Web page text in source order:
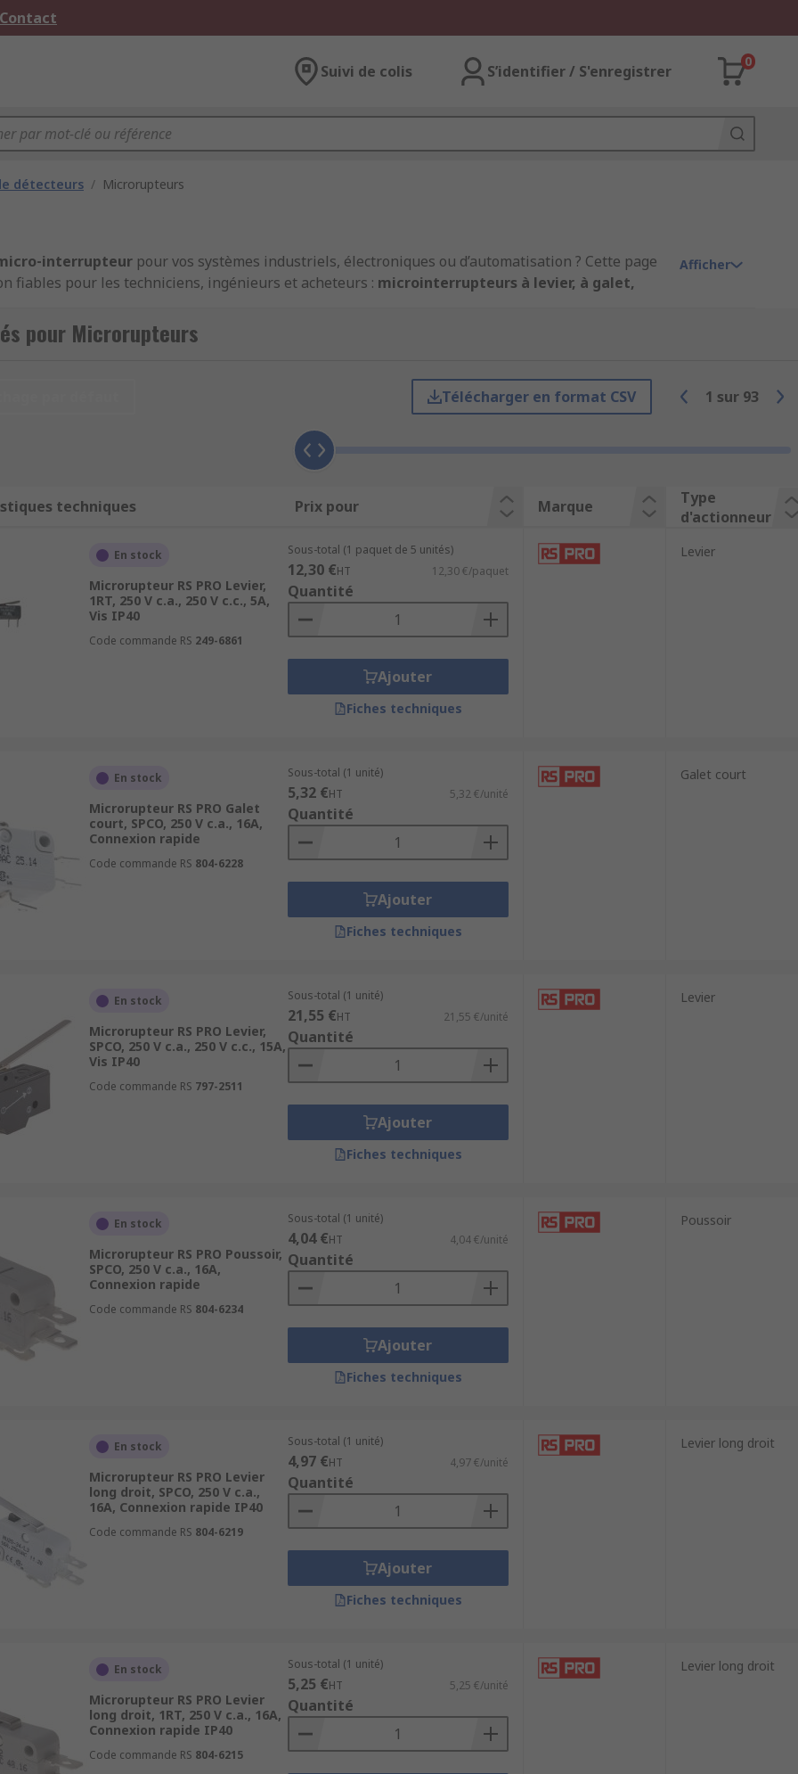
Suivi de colis S’identifier / S'enregistrer
0
détecteurs / Microrupteurs
pour vos systèmes industriels, électroniques ou d’automatisation ? Cette page
fiables pour les techniciens, ingénieurs et acheteurs : microinterrupteurs à levier, à galet,
vos opérations.
électronique compacte
capteur au commutateur réseau ou ethernet complémentaire
commutateur ?
, vérifiez :
logique de commande
plus élevée pour mécanique
>1 million)
votre circuit
, privilégiez un microrupteur àgalet renforcé IP67. Pour unecarte électronique compacte
course
RS ?
et sécurisez vos installations avec des composants fiables, disponibles
Afficher
pour Microrupteurs
Télécharger en format CSV 1 sur 93
techniques Prix pour Marque
Type
d'actionneur
En stock
Microrupteur RS PRO Levier,
1RT, 250 V c.a., 250 V c.c., 5A,
Vis IP40
Code commande RS 249-6861
Sous-total (1 paquet de 5 unités)
12,30 €HT 12,30 €/paquet
Quantité
Ajouter
Fiches techniques
Levier
En stock
Microrupteur RS PRO Galet
court, SPCO, 250 V c.a., 16A,
Connexion rapide
Code commande RS 804-6228
Sous-total (1 unité)
5,32 €HT 5,32 €/unité
Quantité
Ajouter
Fiches techniques
Galet court
En stock
Microrupteur RS PRO Levier,
SPCO, 250 V c.a., 250 V c.c., 15A,
Vis IP40
Code commande RS 797-2511
Sous-total (1 unité)
21,55 €HT 21,55 €/unité
Quantité
Ajouter
Fiches techniques
Levier
En stock
Microrupteur RS PRO Poussoir,
SPCO, 250 V c.a., 16A,
Connexion rapide
Code commande RS 804-6234
Sous-total (1 unité)
4,04 €HT 4,04 €/unité
Quantité
Ajouter
Fiches techniques
Poussoir
En stock
Microrupteur RS PRO Levier
long droit, SPCO, 250 V c.a.,
16A, Connexion rapide IP40
Code commande RS 804-6219
Sous-total (1 unité)
4,97 €HT 4,97 €/unité
Quantité
Ajouter
Fiches techniques
Levier long droit
En stock
Microrupteur RS PRO Levier
long droit, 1RT, 250 V c.a., 16A,
Connexion rapide IP40
Code commande RS 804-6215
Sous-total (1 unité)
5,25 €HT 5,25 €/unité
Quantité
Levier long droit